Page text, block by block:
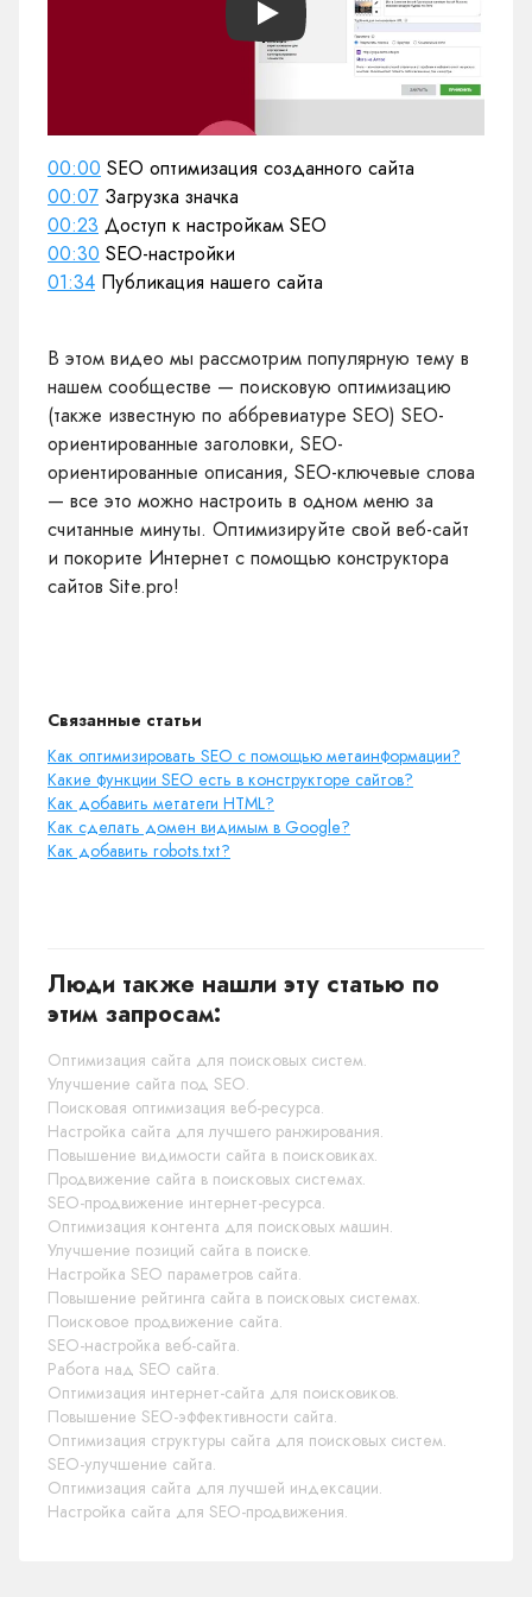
Play
00:00 SEO оптимизация созданного сайта
00:07 Загрузка значка
00:23 Доступ к настройкам SEO
00:30 SEO-настройки
01:34 Публикация нашего сайта
В этом видео мы рассмотрим популярную тему в
нашем сообществе — поисковую оптимизацию
(также известную по аббревиатуре SEO) SEO-
ориентированные заголовки, SEO-
ориентированные описания, SEO-ключевые слова
— все это можно настроить в одном меню за
считанные минуты. Оптимизируйте свой веб-сайт
и покорите Интернет с помощью конструктора
сайтов Site.pro!
Связанные статьи
Как оптимизировать SEO с помощью метаинформации?
Какие функции SEO есть в конструкторе сайтов?
Как добавить метатеги HTML?
Как сделать домен видимым в Google?
Как добавить robots.txt?
Люди также нашли эту статью по
этим запросам:
Оптимизация сайта для поисковых систем.
Улучшение сайта под SEO.
Поисковая оптимизация веб-ресурса.
Настройка сайта для лучшего ранжирования.
Повышение видимости сайта в поисковиках.
Продвижение сайта в поисковых системах.
SEO-продвижение интернет-ресурса.
Оптимизация контента для поисковых машин.
Улучшение позиций сайта в поиске.
Настройка SEO параметров сайта.
Повышение рейтинга сайта в поисковых системах.
Поисковое продвижение сайта.
SEO-настройка веб-сайта.
Работа над SEO сайта.
Оптимизация интернет-сайта для поисковиков.
Повышение SEO-эффективности сайта.
Оптимизация структуры сайта для поисковых систем.
SEO-улучшение сайта.
Оптимизация сайта для лучшей индексации.
Настройка сайта для SEO-продвижения.